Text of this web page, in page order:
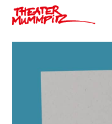
Theater Mummpitz